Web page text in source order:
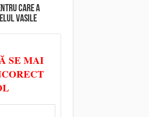
CARE A
VASILE
SE MAI